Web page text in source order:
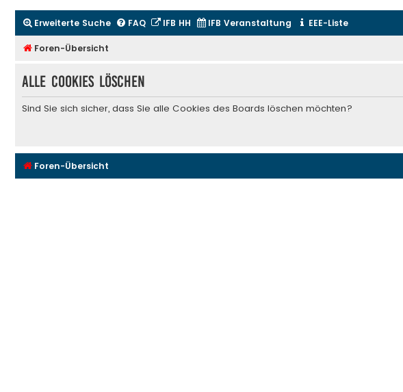
Erweiterte Suche FAQ IFB HH IFB Veranstaltung EEE-Liste
Foren-Übersicht
Alle Cookies löschen
Sind Sie sich sicher, dass Sie alle Cookies des Boards löschen möchten?
Foren-Übersicht